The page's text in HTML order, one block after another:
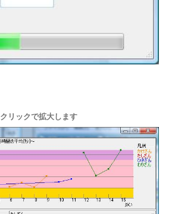
クリックで拡大します